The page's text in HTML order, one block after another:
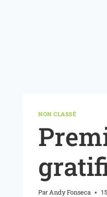
NON CLASSÉ
Par Andy Fonseca